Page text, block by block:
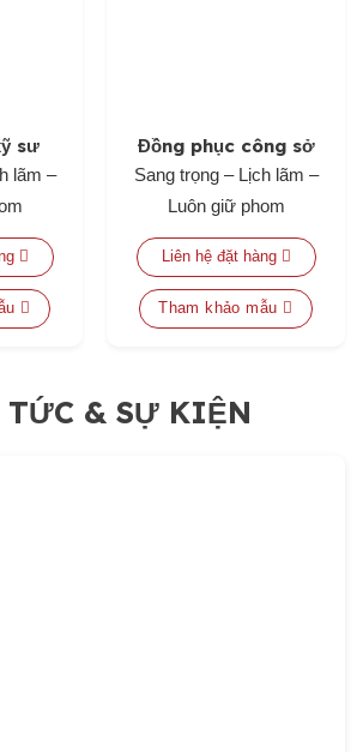
sư
lãm –
Đồng phục công sở
Sang trọng – Lịch lãm –
Luôn giữ phom
Liên hệ đặt hàng
Tham khảo mẫu
& SỰ KIỆN